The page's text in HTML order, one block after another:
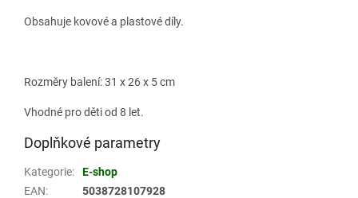
Obsahuje kovové a plastové díly.
Rozměry balení: 31 x 26 x 5 cm
Vhodné pro děti od 8 let.
Doplňkové parametry
Kategorie:
E-shop
EAN: 5038728107928